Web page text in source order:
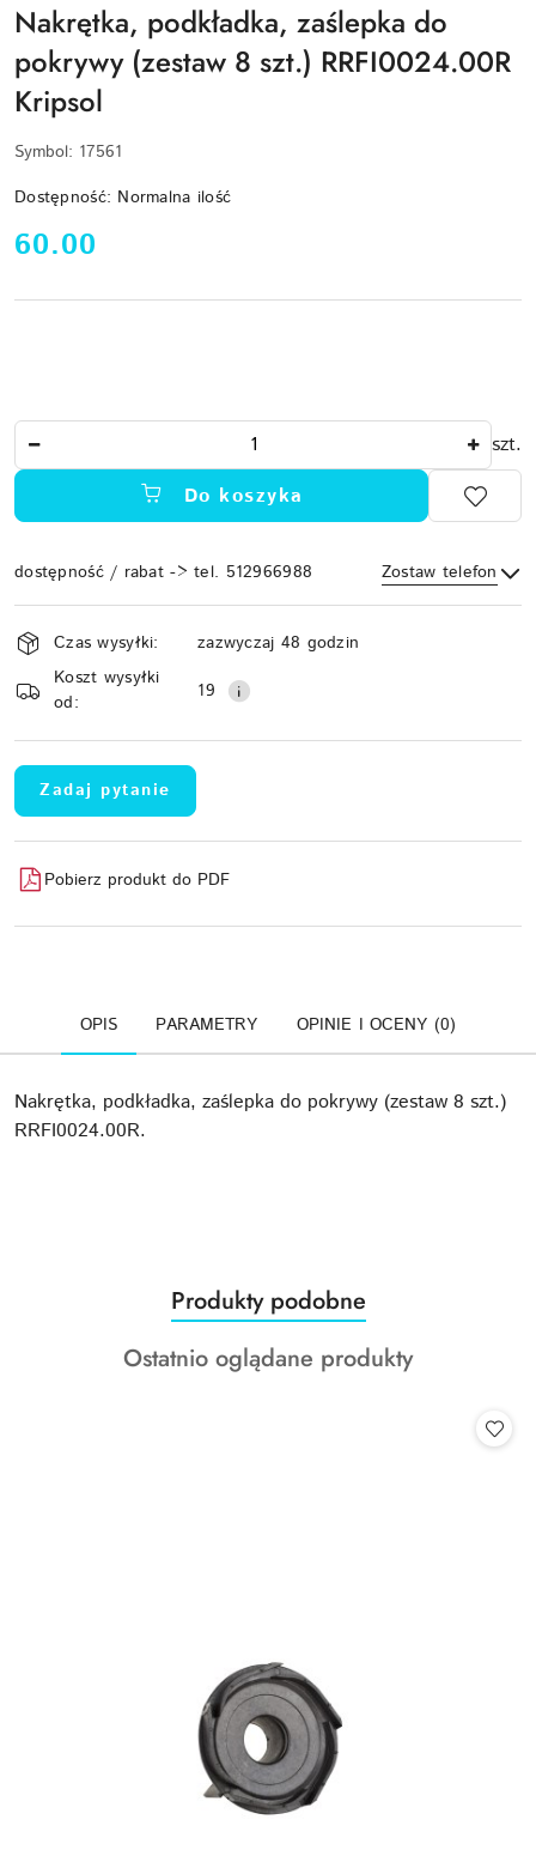
Nakrętka, podkładka, zaślepka do
pokrywy (zestaw 8 szt.) RRFI0024.00R
Kripsol
Symbol: 17561
Dostępność: Normalna ilość
cena:
60.00
szt.
Do koszyka
dostępność / rabat -> tel. 512966988 Zostaw telefon
Wyślij
Dostępność
i
dostawa
Czas wysyłki:
zazwyczaj 48 godzin
Koszt wysyłki
od:
19
Zadaj pytanie
Pobierz produkt do PDF
OPIS PARAMETRY OPINIE I OCENY (0)
Nakrętka, podkładka, zaślepka do pokrywy (zestaw 8 szt.)
RRFI0024.00R.
Pomiń karuzelę produktów
Produkty
o
statusie:
Produkty podobne
Produkty
Ostatnio oglądane produkty